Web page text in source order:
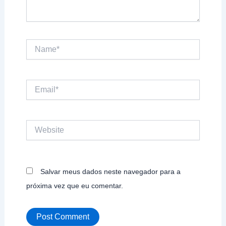
Salvar meus dados neste navegador para a
próxima vez que eu comentar.